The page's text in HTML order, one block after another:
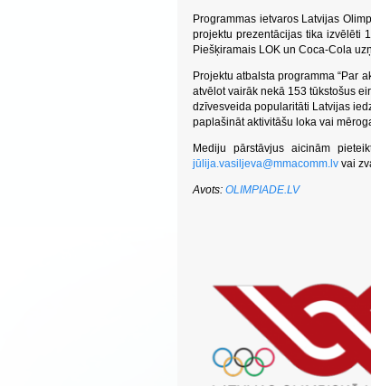
Programmas ietvaros Latvijas
projektu prezentācijas tika izvēlēti
Piešķiramais LOK un Coca-Cola
Projektu atbalsta programma “Par
atvēlot vairāk nekā 153 tūkstošus
dzīvesveida popularitāti Latvijas
paplašināt aktivitāšu loka vai
Mediju pārstāvjus aicinām
jū lija.vasiljeva@mmacomm.lv vai
Avots: OLIMPIADE.LV